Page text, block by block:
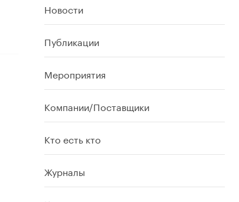
Новости
Публикации
Мероприятия
Компании/Поставщики
Кто есть кто
Журналы